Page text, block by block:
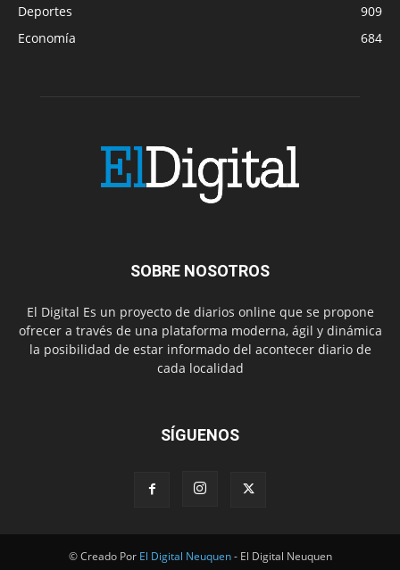
Deportes
909
Economía
684
SOBRE NOSOTROS
El Digital Es un proyecto de diarios online que se propone
ofrecer a través de una plataforma moderna, ágil y dinámica
la posibilidad de estar informado del acontecer diario de
cada localidad
SÍGUENOS
© Creado Por El Digital Neuquen- El Digital Neuquen